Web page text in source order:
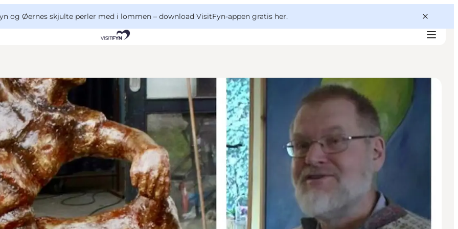
og Øernes skjulte perler med i lommen – download VisitFyn-appen gratis her.